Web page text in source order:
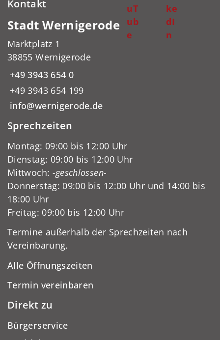
uT
ub
e
ke
dI
n
Kontakt
Stadt Wernigerode
Marktplatz 1
38855 Wernigerode
+49 3943 654 0
+49 3943 654 199
info@wernigerode.de
Sprechzeiten
Montag: 09:00 bis 12:00 Uhr
Dienstag: 09:00 bis 12:00 Uhr
Mittwoch: -geschlossen-
Donnerstag: 09:00 bis 12:00 Uhr und 14:00 bis
18:00 Uhr
Freitag: 09:00 bis 12:00 Uhr
Termine außerhalb der Sprechzeiten nach
Vereinbarung.
Alle Öffnungszeiten
Termin vereinbaren
Direkt zu
Bürgerservice